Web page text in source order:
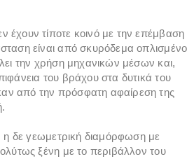
έχουν τίποτε κοινό με την επέμβαση
είναι από σκυρόδεμα οπλισμένο
την χρήση μηχανικών μέσων και,
του βράχου στα δυτικά του
από την πρόσφατη αφαίρεση της
η δε γεωμετρική διαμόρφωση με
ξένη με το περιβάλλον του